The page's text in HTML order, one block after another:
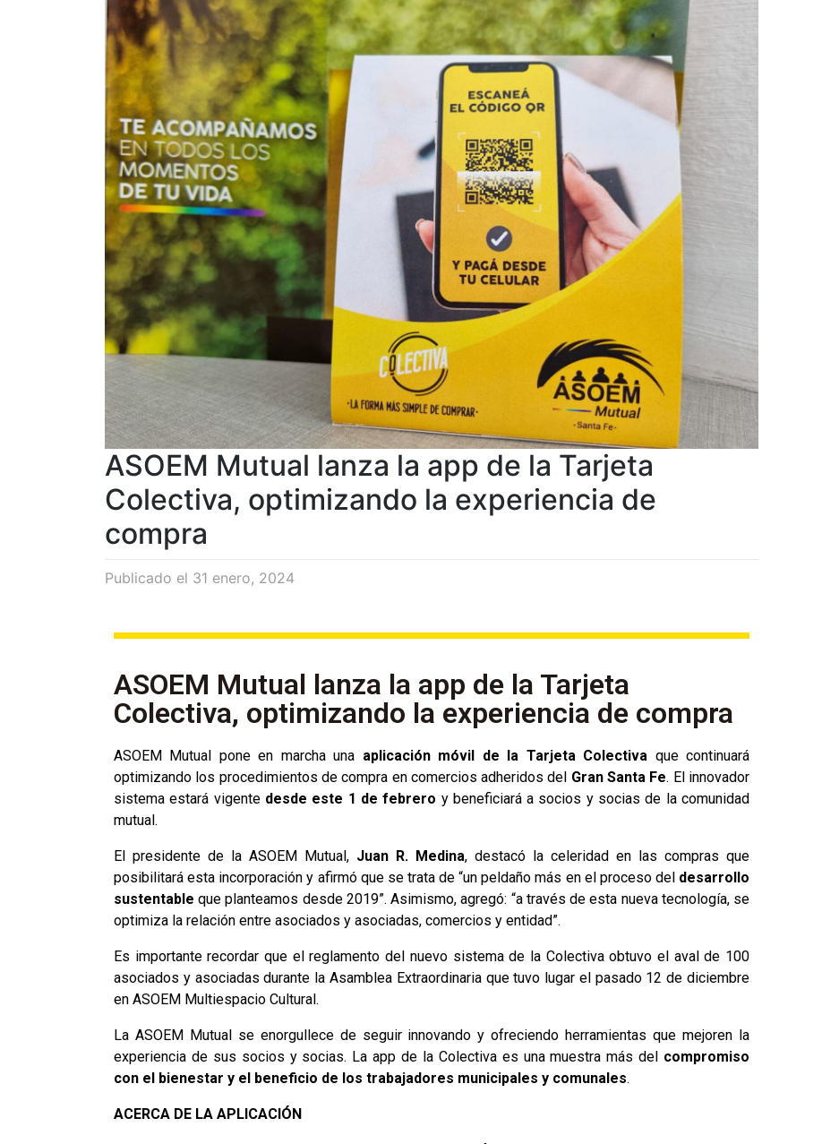
ASOEM Mutual lanza la app de la Tarjeta
Colectiva, optimizando la experiencia de
compra
Publicado el 31 enero, 2024
ASOEM Mutual lanza la app de la Tarjeta
Colectiva, optimizando la experiencia de compra
ASOEM Mutual pone en marcha una aplicación móvil de la Tarjeta Colectiva que continuará
optimizando los procedimientos de compra en comercios adheridos del Gran Santa Fe. El innovador
sistema estará vigente desde este 1 de febrero y beneficiará a socios y sociasde la comunidad
mutual.
El presidente de la ASOEM Mutual, Juan R. Medina, destacó la celeridad en las compras que
posibilitará esta incorporación y afirmó que se trata de “un peldaño más en el proceso del desarrollo
sustentable que planteamos desde 2019”. Asimismo, agregó: “a través de esta nueva tecnología, se
optimiza la relación entre asociados y asociadas, comercios y entidad”.
Es importante recordar que el reglamento del nuevo sistema de la Colectiva obtuvo el aval de 100
asociados y asociadas durante la Asamblea Extraordinaria que tuvo lugar el pasado 12 de diciembre
en ASOEM Multiespacio Cultural.
La ASOEM Mutual se enorgullece de seguir innovando y ofreciendo herramientas que mejoren la
experiencia de sus socios y socias. La app de la Colectiva es una muestra más del compromiso
con el bienestar y el beneficio de los trabajadores municipales y comunales.
ACERCA DE LA APLICACIÓN